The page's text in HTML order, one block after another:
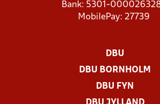
Bank: 5301-
MobilePay: 27739
DBU
DBU BORNHOLM
DBU FYN